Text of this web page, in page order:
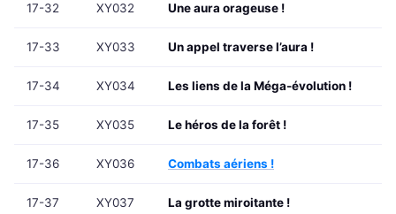
17-32 XY032 Une aura orageuse !
17-33 XY033 Un appel traverse l’aura !
17-34 XY034 Les liens de la Méga-évolution !
17-35 XY035 Le héros de la forêt !
17-36 XY036 Combats aériens !
17-37 XY037 La grotte miroitante !